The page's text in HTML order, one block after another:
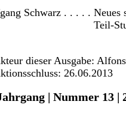
Schwarz . . . . . Neues
Teil-
dieser Ausgabe:
26.06.2013
| Nummer 13 |